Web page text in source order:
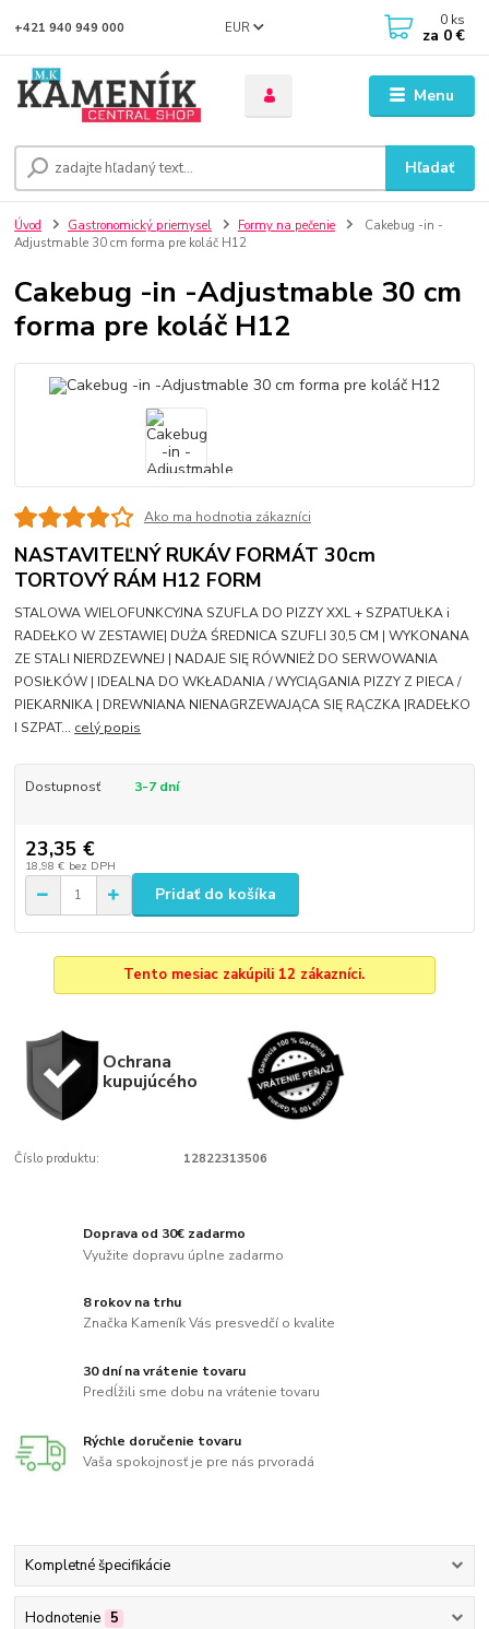
Menu
EUR
Hľadať
+421 940 949 000 0 ks
za 0 €
Úvod Gastronomický priemysel Formy na pečenie
Cakebug -in -
Adjustmable 30 cm forma pre koláč H12
Cakebug -in -Adjustmable 30 cm
forma pre koláč H12
Ako ma hodnotia zákazníci
NASTAVITEĽNÝ RUKÁV FORMÁT 30cm
TORTOVÝ RÁM H12 FORM
STALOWA WIELOFUNKCYJNA SZUFLA DO PIZZY XXL + SZPATUŁKA i
RADEŁKO W ZESTAWIE| DUŻA ŚREDNICA SZUFLI 30,5 CM | WYKONANA
ZE STALI NIERDZEWNEJ | NADAJE SIĘ RÓWNIEŻ DO SERWOWANIA
POSIŁKÓW | IDEALNA DO WKŁADANIA / WYCIĄGANIA PIZZY Z PIECA /
PIEKARNIKA | DREWNIANA NIENAGRZEWAJĄCA SIĘ RĄCZKA |RADEŁKO
I SZPAT... celý popis
Dostupnosť 3-7 dní
23,35 €
18,98 € bez DPH
Pridať do košíka
Tento mesiac zakúpili 12 zákazníci.
Ochrana
kupujúcého
Číslo produktu: 12822313506
Doprava od 30€ zadarmo
Využite dopravu úplne zadarmo
8 rokov na trhu
Značka Kameník Vás presvedčí o kvalite
30 dní na vrátenie tovaru
Predĺžili sme dobu na vrátenie tovaru
Rýchle doručenie tovaru
Vaša spokojnosť je pre nás prvoradá
Kompletné špecifikácie
Hodnotenie 5